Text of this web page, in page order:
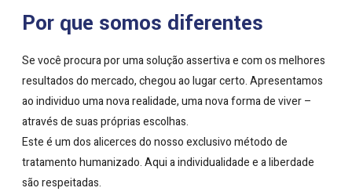
Por que somos diferentes
Se você procura por uma solução assertiva e com os melhores
resultados do mercado, chegou ao lugar certo. Apresentamos
ao individuo uma nova realidade, uma nova forma de viver –
através de suas próprias escolhas.
Este é um dos alicerces do nosso exclusivo método de
tratamento humanizado. Aqui a individualidade e a liberdade
são respeitadas.